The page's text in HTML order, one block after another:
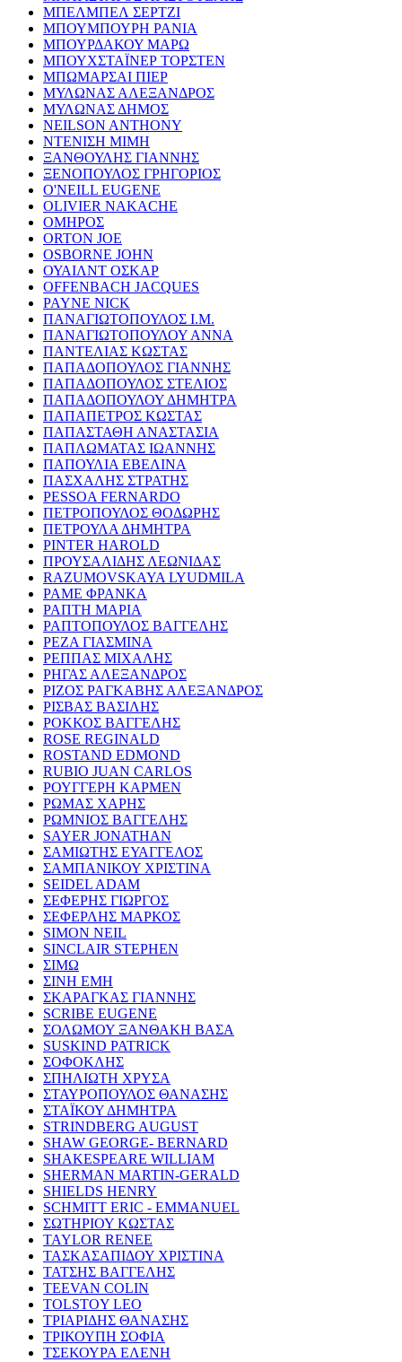
ΜΠΕΛΜΠΕΛ ΣΕΡΤΖΙ
ΜΠΟΥΜΠΟΥΡΗ ΡΑΝΙΑ
ΜΠΟΥΡΔΑΚΟΥ ΜΑΡΩ
ΜΠΟΥΧΣΤΑΪΝΕΡ ΤΟΡΣΤΕΝ
ΜΠΩΜΑΡΣΑΙ ΠΙΕΡ
ΜΥΛΩΝΑΣ ΑΛΕΞΑΝΔΡΟΣ
ΜΥΛΩΝΑΣ ΔΗΜΟΣ
NEILSON ANTHONY
ΝΤΕΝΙΣΗ ΜΙΜΗ
ΞΑΝΘΟΥΛΗΣ ΓΙΑΝΝΗΣ
ΞΕΝΟΠΟΥΛΟΣ ΓΡΗΓΟΡΙΟΣ
O'NEILL EUGENE
OLIVIER NAKACHE
ΟΜΗΡΟΣ
ORTON JOE
OSBORNE JOHN
ΟΥΑΙΛΝΤ ΟΣΚΑΡ
OFFENBACH JACQUES
PAYNE NICK
ΠΑΝΑΓΙΩΤΟΠΟΥΛΟΣ Ι.Μ.
ΠΑΝΑΓΙΩΤΟΠΟΥΛΟΥ ΑΝΝΑ
ΠΑΝΤΕΛΙΑΣ ΚΩΣΤΑΣ
ΠΑΠΑΔΟΠΟΥΛΟΣ ΓΙΑΝΝΗΣ
ΠΑΠΑΔΟΠΟΥΛΟΣ ΣΤΕΛΙΟΣ
ΠΑΠΑΔΟΠΟΥΛΟΥ ΔΗΜΗΤΡΑ
ΠΑΠΑΠΕΤΡΟΣ ΚΩΣΤΑΣ
ΠΑΠΑΣΤΑΘΗ ΑΝΑΣΤΑΣΙΑ
ΠΑΠΛΩΜΑΤΑΣ ΙΩΑΝΝΗΣ
ΠΑΠΟΥΛΙΑ ΕΒΕΛΙΝΑ
ΠΑΣΧΑΛΗΣ ΣΤΡΑΤΗΣ
PESSOA FERNARDO
ΠΕΤΡΟΠΟΥΛΟΣ ΘΟΔΩΡΗΣ
ΠΕΤΡΟΥΛΑ ΔΗΜΗΤΡΑ
PINTER HAROLD
ΠΡΟΥΣΑΛΙΔΗΣ ΛΕΩΝΙΔΑΣ
RAZUMOVSKAYA LYUDMILA
ΡΑΜΕ ΦΡΑΝΚΑ
ΡΑΠΤΗ ΜΑΡΙΑ
ΡΑΠΤΟΠΟΥΛΟΣ ΒΑΓΓΕΛΗΣ
ΡΕΖΑ ΓΙΑΣΜΙΝΑ
ΡΕΠΠΑΣ ΜΙΧΑΛΗΣ
ΡΗΓΑΣ ΑΛΕΞΑΝΔΡΟΣ
ΡΙΖΟΣ ΡΑΓΚΑΒΗΣ ΑΛΕΞΑΝΔΡΟΣ
ΡΙΣΒΑΣ ΒΑΣΙΛΗΣ
ΡΟΚΚΟΣ ΒΑΓΓΕΛΗΣ
ROSE REGINALD
ROSTAND EDMOND
RUBIO JUAN CARLOS
ΡΟΥΓΓΕΡΗ ΚΑΡΜΕΝ
ΡΩΜΑΣ ΧΑΡΗΣ
ΡΩΜΝΙΟΣ ΒΑΓΓΕΛΗΣ
SAYER JONATHAN
ΣΑΜΙΩΤΗΣ ΕΥΑΓΓΕΛΟΣ
ΣΑΜΠΑΝΙΚΟΥ ΧΡΙΣΤΙΝΑ
SEIDEL ADAM
ΣΕΦΕΡΗΣ ΓΙΩΡΓΟΣ
ΣΕΦΕΡΛΗΣ ΜΑΡΚΟΣ
SIMON NEIL
SINCLAIR STEPHEN
ΣΙΜΩ
ΣΙΝΗ ΕΜΗ
ΣΚΑΡΑΓΚΑΣ ΓΙΑΝΝΗΣ
SCRIBE EUGENE
ΣΟΛΩΜΟΥ ΞΑΝΘΑΚΗ ΒΑΣΑ
SUSKIND PATRICK
ΣΟΦΟΚΛΗΣ
ΣΠΗΛΙΩΤΗ ΧΡΥΣΑ
ΣΤΑΥΡΟΠΟΥΛΟΣ ΘΑΝΑΣΗΣ
ΣΤΑΪΚΟΥ ΔΗΜΗΤΡΑ
STRINDBERG AUGUST
SHAW GEORGE- BERNARD
SHAKESPEARE WILLIAM
SHERMAN MARTIN-GERALD
SHIELDS HENRY
SCHMITT ERIC - EMMANUEL
ΣΩΤΗΡΙΟΥ ΚΩΣΤΑΣ
TAYLOR RENEE
ΤΑΣΚΑΣΑΠΙΔΟΥ ΧΡΙΣΤΙΝΑ
ΤΑΤΣΗΣ ΒΑΓΓΕΛΗΣ
TEEVAN COLIN
TOLSTOY LEO
ΤΡΙΑΡΙΔΗΣ ΘΑΝΑΣΗΣ
ΤΡΙΚΟΥΠΗ ΣΟΦΙΑ
ΤΣΕΚΟΥΡΑ ΕΛΕΝΗ